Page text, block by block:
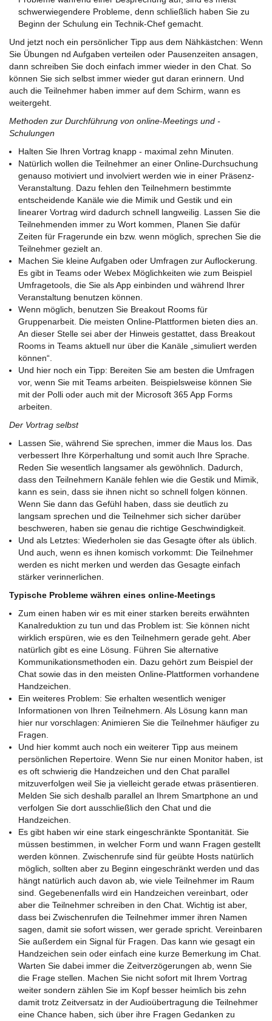
schwerwiegendere Probleme, denn schließlich haben Sie zu
Beginn der Schulung ein Technik-Chef gemacht.
Und jetzt noch ein persönlicher Tipp aus dem Nähkästchen: Wenn
Sie Übungen nd Aufgaben verteilen oder Pausenzeiten ansagen,
dann schreiben Sie doch einfach immer wieder in den Chat. So
können Sie sich selbst immer wieder gut daran erinnern. Und
auch die Teilnehmer haben immer auf dem Schirm, wann es
weitergeht.
Methoden zur Durchführung von online-Meetings und -
Schulungen
Halten Sie Ihren Vortrag knapp - maximal zehn Minuten.
Natürlich wollen die Teilnehmer an einer Online-Durchsuchung
genauso motiviert und involviert werden wie in einer Präsenz-
Veranstaltung. Dazu fehlen den Teilnehmern bestimmte
entscheidende Kanäle wie die Mimik und Gestik und ein
linearer Vortrag wird dadurch schnell langweilig. Lassen Sie die
Teilnehmenden immer zu Wort kommen, Planen Sie dafür
Zeiten für Fragerunde ein bzw. wenn möglich, sprechen Sie die
Teilnehmer gezielt an.
Machen Sie kleine Aufgaben oder Umfragen zur Auflockerung.
Es gibt in Teams oder Webex Möglichkeiten wie zum Beispiel
Umfragetools, die Sie als App einbinden und während Ihrer
Veranstaltung benutzen können.
Wenn möglich, benutzen Sie Breakout Rooms für
Gruppenarbeit. Die meisten Online-Plattformen bieten dies an.
An dieser Stelle sei aber der Hinweis gestattet, dass Breakout
Rooms in Teams aktuell nur über die Kanäle „simuliert werden
können“.
Und hier noch ein Tipp: Bereiten Sie am besten die Umfragen
vor, wenn Sie mit Teams arbeiten. Beispielsweise können Sie
mit der Polli oder auch mit der Microsoft 365 App Forms
arbeiten.
Der Vortrag selbst
Lassen Sie, während Sie sprechen, immer die Maus los. Das
verbessert Ihre Körperhaltung und somit auch Ihre Sprache.
Reden Sie wesentlich langsamer als gewöhnlich. Dadurch,
dass den Teilnehmern Kanäle fehlen wie die Gestik und Mimik,
kann es sein, dass sie ihnen nicht so schnell folgen können.
Wenn Sie dann das Gefühl haben, dass sie deutlich zu
langsam sprechen und die Teilnehmer sich sicher darüber
beschweren, haben sie genau die richtige Geschwindigkeit.
Und als Letztes: Wiederholen sie das Gesagte öfter als üblich.
Und auch, wenn es ihnen komisch vorkommt: Die Teilnehmer
werden es nicht merken und werden das Gesagte einfach
stärker verinnerlichen.
Typische Probleme währen eines online-Meetings
Zum einen haben wir es mit einer starken bereits erwähnten
Kanalreduktion zu tun und das Problem ist: Sie können nicht
wirklich erspüren, wie es den Teilnehmern gerade geht. Aber
natürlich gibt es eine Lösung. Führen Sie alternative
Kommunikationsmethoden ein. Dazu gehört zum Beispiel der
Chat sowie das in den meisten Online-Plattformen vorhandene
Handzeichen.
Ein weiteres Problem: Sie erhalten wesentlich weniger
Informationen von Ihren Teilnehmern. Als Lösung kann man
hier nur vorschlagen: Animieren Sie die Teilnehmer häufiger zu
Fragen.
Und hier kommt auch noch ein weiterer Tipp aus meinem
persönlichen Repertoire. Wenn Sie nur einen Monitor haben, ist
es oft schwierig die Handzeichen und den Chat parallel
mitzuverfolgen weil Sie ja vielleicht gerade etwas präsentieren.
Melden Sie sich deshalb parallel an Ihrem Smartphone an und
verfolgen Sie dort ausschließlich den Chat und die
Handzeichen.
Es gibt haben wir eine stark eingeschränkte Spontanität. Sie
müssen bestimmen, in welcher Form und wann Fragen gestellt
werden können. Zwischenrufe sind für geübte Hosts natürlich
möglich, sollten aber zu Beginn eingeschränkt werden und das
hängt natürlich auch davon ab, wie viele Teilnehmer im Raum
sind. Gegebenenfalls wird ein Handzeichen vereinbart, oder
aber die Teilnehmer schreiben in den Chat. Wichtig ist aber,
dass bei Zwischenrufen die Teilnehmer immer ihren Namen
sagen, damit sie sofort wissen, wer gerade spricht. Vereinbaren
Sie außerdem ein Signal für Fragen. Das kann wie gesagt ein
Handzeichen sein oder einfach eine kurze Bemerkung im Chat.
Warten Sie dabei immer die Zeitverzögerungen ab, wenn Sie
die Frage stellen. Machen Sie nicht sofort mit Ihrem Vortrag
weiter sondern zählen Sie im Kopf besser heimlich bis zehn
damit trotz Zeitversatz in der Audioübertragung die Teilnehmer
eine Chance haben, sich über ihre Fragen Gedanken zu